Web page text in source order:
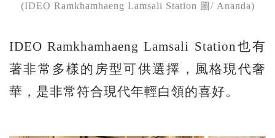
(IDEO Ramkhamhaeng Lamsali Station 圖/ Ananda)
IDEO Ramkhamhaeng Lamsali Station也有
著非常多樣的房型可供選擇，風格現代奢
華，是非常符合現代年輕白領的喜好。